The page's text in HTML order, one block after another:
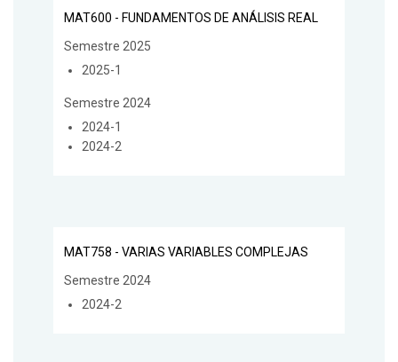
MAT600 - FUNDAMENTOS DE ANÁLISIS REAL
Semestre 2025
2025-1
Semestre 2024
2024-1
2024-2
MAT758 - VARIAS VARIABLES COMPLEJAS
Semestre 2024
2024-2